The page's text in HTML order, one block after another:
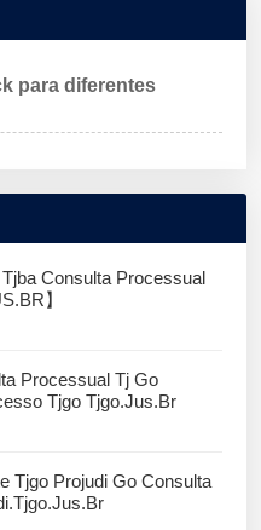
para diferentes
Consulta Processual
】
Processual Tj Go
Tjgo Tjgo.jus.br
Tjgo Projudi Go Consulta